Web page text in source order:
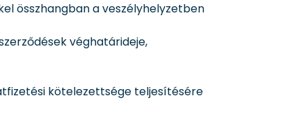
összhangban a veszélyhelyzetben
véghatárideje,
kötelezettsége teljesítésére